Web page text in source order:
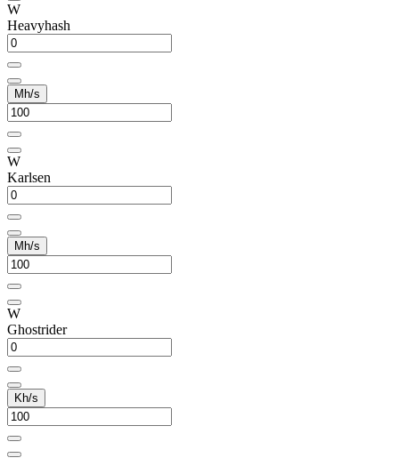
W
Heavyhash
Mh/s
W
Karlsen
Mh/s
W
Ghostrider
Kh/s